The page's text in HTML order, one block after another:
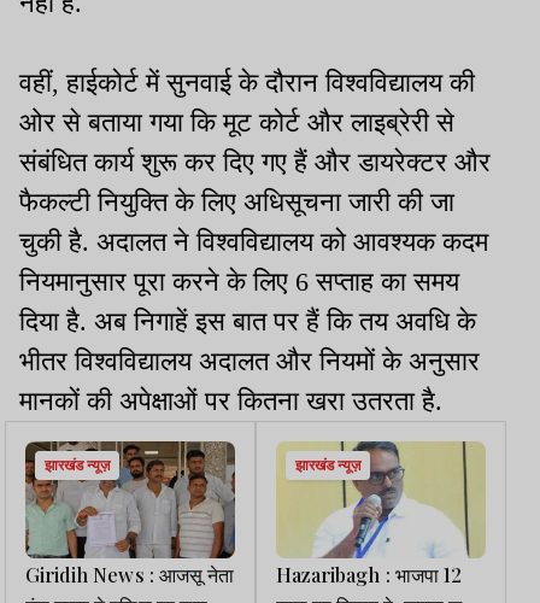
वहीं, हाईकोर्ट में सुनवाई के दौरान विश्वविद्यालय की
ओर से बताया गया कि मूट कोर्ट और लाइब्रेरी से
संबंधित कार्य शुरू कर दिए गए हैं और डायरेक्टर और
फैकल्टी नियुक्ति के लिए अधिसूचना जारी की जा
चुकी है. अदालत ने विश्वविद्यालय को आवश्यक कदम
नियमानुसार पूरा करने के लिए 6 सप्ताह का समय
दिया है. अब निगाहें इस बात पर हैं कि तय अवधि के
भीतर विश्वविद्यालय अदालत और नियमों के अनुसार
मानकों की अपेक्षाओं पर कितना खरा उतरता है.
झारखंड न्यूज़
Giridih News : आजसू नेता
झारखंड न्यूज़
Hazaribagh : भाजपा 12